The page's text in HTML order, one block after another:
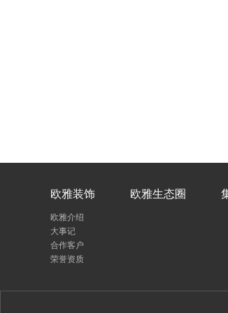
欧雅装饰
欧雅介绍
大事记
合作客户
荣誉资质
欧雅生态圈